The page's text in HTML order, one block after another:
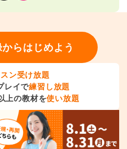
らはじめよう
ン受け放題
レイで練習し放題
上の教材を使い放題